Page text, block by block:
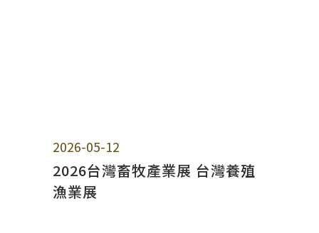
2026-05-12
2026台灣畜牧產業展 台灣養殖
漁業展